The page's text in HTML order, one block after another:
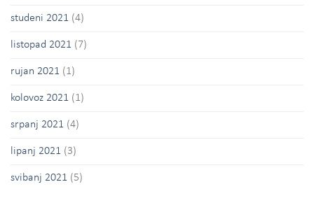
studeni 2021 (4)
listopad 2021 (7)
rujan 2021 (1)
kolovoz 2021 (1)
srpanj 2021 (4)
lipanj 2021 (3)
svibanj 2021 (5)